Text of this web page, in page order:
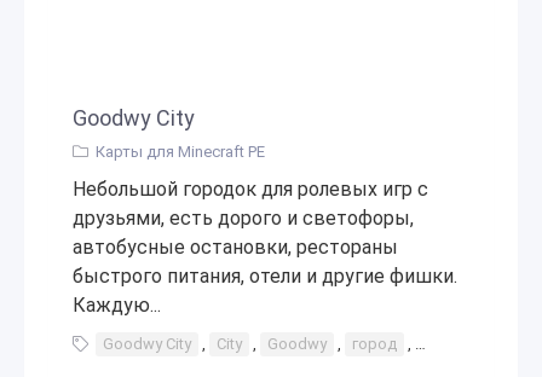
Goodwy City
Карты для Minecraft PE
Небольшой городок для ролевых игр с
друзьями, есть дорого и светофоры,
автобусные остановки, рестораны
быстрого питания, отели и другие фишки.
Каждую...
Goodwy City , City , Goodwy , город , города